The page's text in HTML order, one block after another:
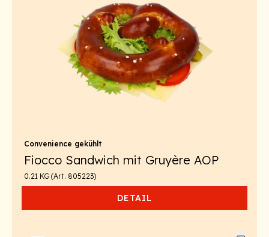
Convenience gekühlt
Fiocco Sandwich mit Gruyère AOP
0.21 KG (Art. 805223)
DETAIL